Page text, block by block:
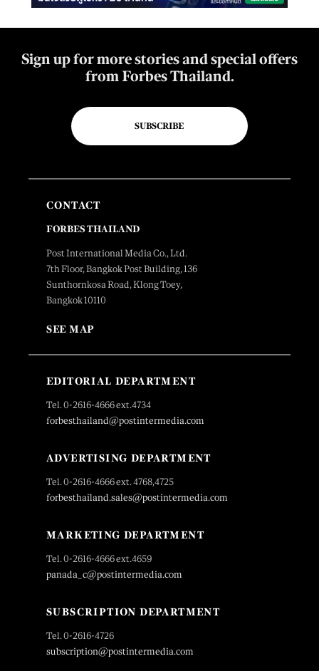
Sign up for more stories and special offers
from Forbes Thailand.
SUBSCRIBE
CONTACT
FORBES THAILAND
Post International Media Co., Ltd.
7th Floor, Bangkok Post Building, 136
Sunthornkosa Road, Klong Toey,
Bangkok 10110
SEE MAP
EDITORIAL DEPARTMENT
Tel. 0-2616-4666 ext.4734
forbesthailand@postintermedia.com
ADVERTISING DEPARTMENT
Tel. 0-2616-4666 ext. 4768,4725
forbesthailand.sales@postintermedia.com
MARKETING DEPARTMENT
Tel. 0-2616-4666 ext.4659
panada_c@postintermedia.com
SUBSCRIPTION DEPARTMENT
Tel. 0-2616-4726
subscription@postintermedia.com